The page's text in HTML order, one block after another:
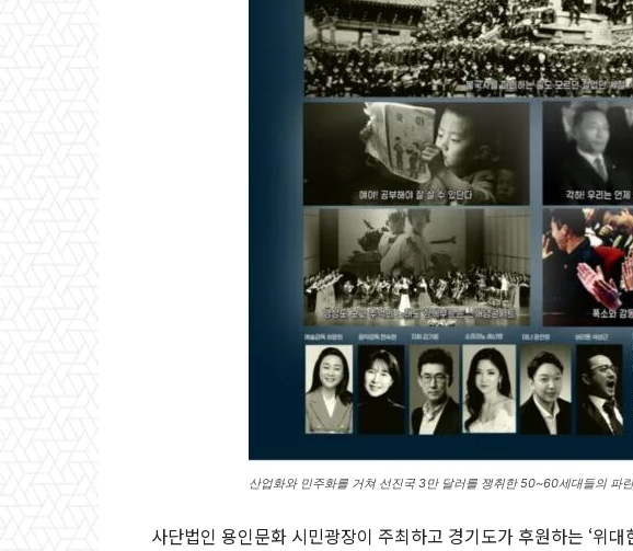
산업화와 민주화를 거쳐 선진국 3만 달러를 쟁취한 50~60세대들의 파
사단법인 용인문화 시민광장이 주최하고 경기도가 후원하는 ‘위